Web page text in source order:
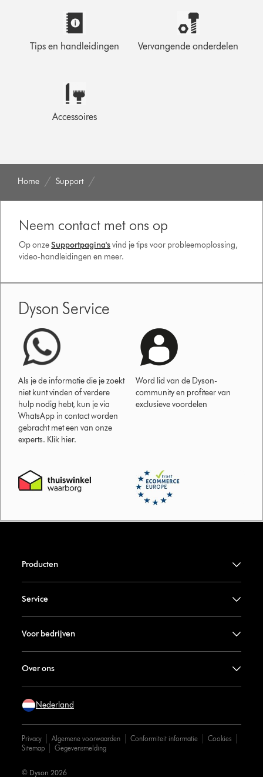
Tips en handleidingen Vervangende onderdelen
Accessoires
Home Support
Neem contact met ons op
Op onzeSupportpagina'svind je tips voor probleemoplossing,
video-handleidingen en meer.
Dyson Service
Als je de informatie die je zoekt
niet kunt vinden of verdere
hulp nodig hebt, kun je via
WhatsApp in contact worden
gebracht met een van onze
experts. Klik hier.
Word lid van de Dyson-
community en profiteer van
exclusieve voordelen
Producten
Service
Voor bedrijven
Over ons
Nederland
Privacy Algemene voorwaarden Conformiteit informatie
Cookies
Sitemap
Gegevensmelding
© Dyson 2026